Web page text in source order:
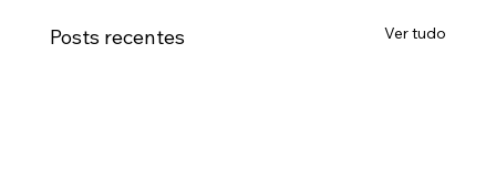
Posts recentes Ver tudo